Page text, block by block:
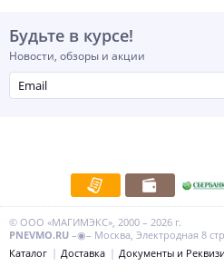
Будьте в курсе!
Новости, обзоры и акции
© ООО «МАГИМЭКС», 2000 – 2026 г.
PNEVMO.RU –◉– Москва, Электродная 8
Каталог
Доставка Документы и